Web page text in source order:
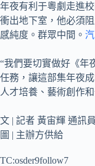
年夜有利于粵劇走進
衝出地下室，他必須
感純度。群眾中間。
“我們要切實做好《年
任務，讓這部集年夜
人才培養、藝術創作
文 | 記者 黃宙輝 通訊
圖 | 主辦方供給
TC:osder9follow7